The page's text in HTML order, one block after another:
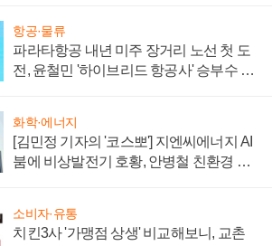
항공·물류
파라타항공 내년 미주 장거리 노선 첫 도
전, 윤철민 '하이브리드 항공사' 승부수 통
화학·에너지
[김민정 기자의 '코스뽀'] 지엔씨에너지 AI
붐에 비상발전기 호황, 안병철 친환경 에
소비자·유통
치킨3사 '가맹점 상생' 비교해보니, 교촌